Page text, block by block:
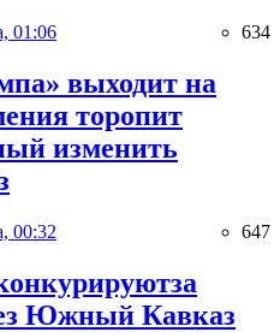
01:06 634
выходит на
торопит
изменить
00:32 647
Южный Кавказ